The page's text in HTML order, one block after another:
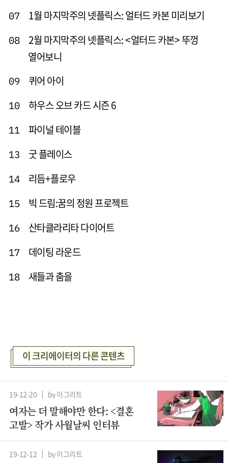
07 1월 마지막주의 넷플릭스: 얼터드 카본 미리보기
08
2월 마지막주의 넷플릭스: <얼터드 카본> 뚜껑
열어보니
09 퀴어 아이
10 하우스 오브 카드 시즌 6
11 파이널 테이블
13 굿 플레이스
14 리듬+플로우
15 빅 드림:꿈의 정원 프로젝트
16 산타클라리타 다이어트
17 데이팅 라운드
18 새들과 춤을
이 크리에이터의 다른 콘텐츠
19-12-20 by 이그리트
여자는 더 말해야만 한다: <결혼
고발> 작가 사월날씨 인터뷰
19-12-12 by 이그리트